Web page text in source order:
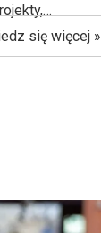
się więcej »